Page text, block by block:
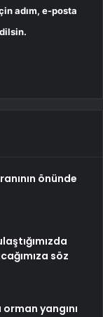
adım, e-posta
önünde
söz
yangını